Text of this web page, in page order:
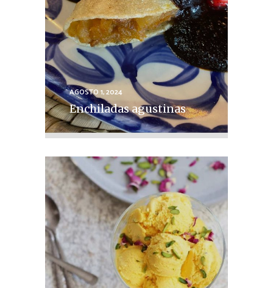
AGOSTO 1, 2024
Enchiladas agustinas